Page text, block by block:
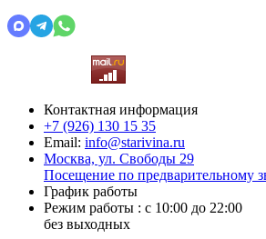
Контактная информация
+7 (926) 130 15 35
Email: info@starivina.ru
Москва, ул. Свободы 29
Посещение по предварительному
График работы
Режим работы : с 10:00 до 22:00
без выходных